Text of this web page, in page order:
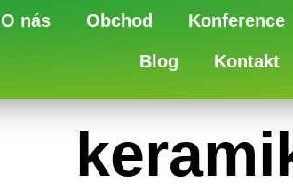
O nás Obchod Konference
Blog Kontakt